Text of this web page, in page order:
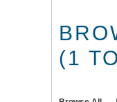
(1